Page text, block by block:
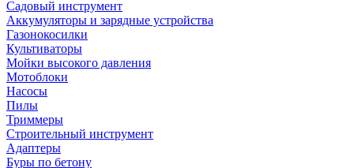
Садовый инструмент
Аккумуляторы и зарядные устройства
Газонокосилки
Культиваторы
Мойки высокого давления
Мотоблоки
Насосы
Пилы
Триммеры
Строительный инструмент
Адаптеры
Буры по бетону